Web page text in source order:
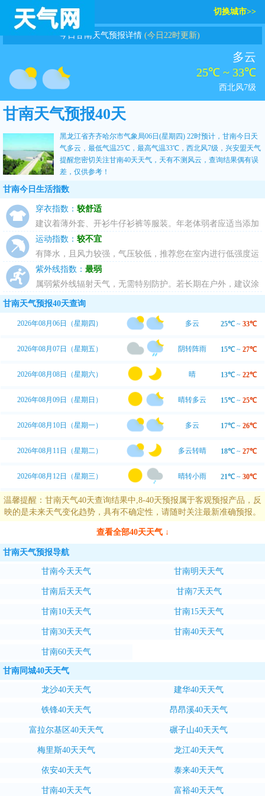
切换城市>>
今日甘南天气预报详情 (今日22时更新)
多云
25℃ ~ 33℃
西北风7级
甘南天气预报40天
黑龙江省齐齐哈尔市气象局06日(星期四) 22时预计，甘南今日天
气多云，最低气温25℃，最高气温33℃，西北风7级， 兴安盟天气
提醒您密切关注甘南40天天气 ，天有不测风云，查询结果偶有误
差，仅供参考！
甘南今日生活指数
穿衣指数： 较舒适
建议着薄外套、开衫牛仔衫裤等服装。年老体弱者应适当添加
衣物，宜着夹克衫、薄毛衣等。
运动指数： 较不宜
有降水，且风力较强，气压较低，推荐您在室内进行低强度运
动；若坚持户外运动，须注意避雨防风。
紫外线指数： 最弱
属弱紫外线辐射天气，无需特别防护。若长期在户外，建议涂
擦SPF在8-12之间的防晒护肤品。
甘南天气预报40天查询
2026年08月06日（星期四） 多云 25℃ ~ 33℃
2026年08月07日（星期五） 阴转阵雨 15℃ ~ 27℃
2026年08月08日（星期六） 晴 13℃ ~ 22℃
2026年08月09日（星期日） 晴转多云 15℃ ~ 25℃
2026年08月10日（星期一） 多云 17℃ ~ 26℃
2026年08月11日（星期二） 多云转晴 18℃ ~ 27℃
2026年08月12日（星期三） 晴转小雨 21℃ ~ 30℃
温馨提醒：甘南天气40天查询结果中,8-40天预报属于客观预报产品，反
映的是未来天气变化趋势，具有不确定性，请随时关注最新准确预报。
查看全部40天天气 ↓
甘南天气预报导航
甘南今天天气 甘南明天天气
甘南后天天气 甘南7天天气
甘南10天天气 甘南15天天气
甘南30天天气 甘南40天天气
甘南60天天气
甘南同城40天天气
龙沙40天天气 建华40天天气
铁锋40天天气 昂昂溪40天天气
富拉尔基区40天天气 碾子山40天天气
梅里斯40天天气 龙江40天天气
依安40天天气 泰来40天天气
甘南40天天气 富裕40天天气